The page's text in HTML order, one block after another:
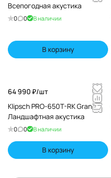
Всепогодная акустика
0 0 В наличии
В корзину
64 990 ₽/шт
Klipsch PRO-650T-RK Granite
Ландшафтная акустика
0 0 В наличии
В корзину